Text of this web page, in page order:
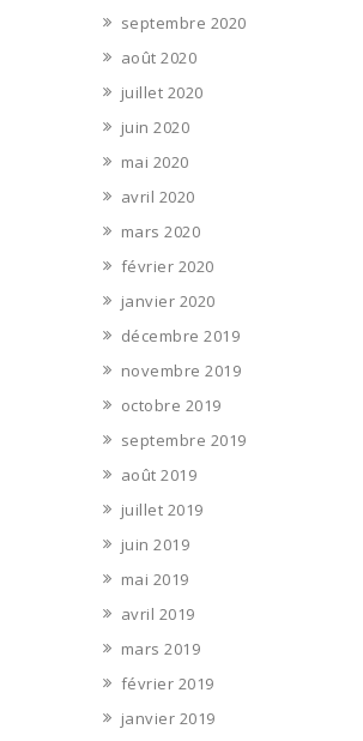
septembre 2020
août 2020
juillet 2020
juin 2020
mai 2020
avril 2020
mars 2020
février 2020
janvier 2020
décembre 2019
novembre 2019
octobre 2019
septembre 2019
août 2019
juillet 2019
juin 2019
mai 2019
avril 2019
mars 2019
février 2019
janvier 2019